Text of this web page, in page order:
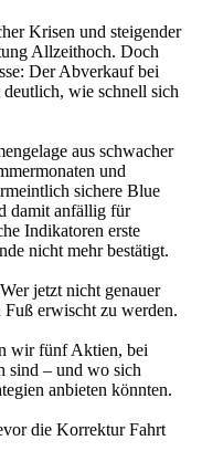
Krisen und steigender
Allzeithoch. Doch
Der Abverkauf bei
wie schnell sich
aus schwacher
und
sichere Blue
damit anfällig für
Indikatoren erste
nicht mehr bestätigt.
jetzt nicht genauer
erwischt zu werden.
wir fünf Aktien, bei
sind – und wo sich
anbieten könnten.
die Korrektur Fahrt